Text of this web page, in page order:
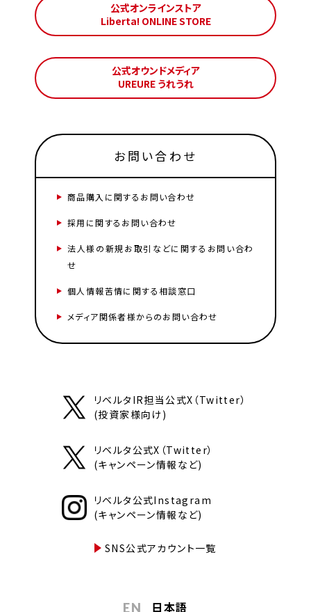
公式オンラインストア
Liberta! ONLINE STORE
公式オウンドメディア
UREURE うれうれ
お問い合わせ
商品購入に関するお問い合わせ
採用に関するお問い合わせ
法人様の新規お取引などに関するお問い合わ
せ
個人情報苦情に関する相談窓口
メディア関係者様からのお問い合わせ
リベルタIR担当公式X（Twitter）
(投資家様向け)
リベルタ公式X（Twitter）
(キャンペーン情報など)
リベルタ公式Instagram
(キャンペーン情報など)
SNS公式アカウント一覧
EN 日本語